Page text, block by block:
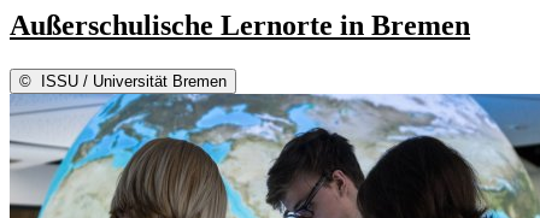
Außerschulische Lernorte in Bremen
© ISSU / Universität Bremen